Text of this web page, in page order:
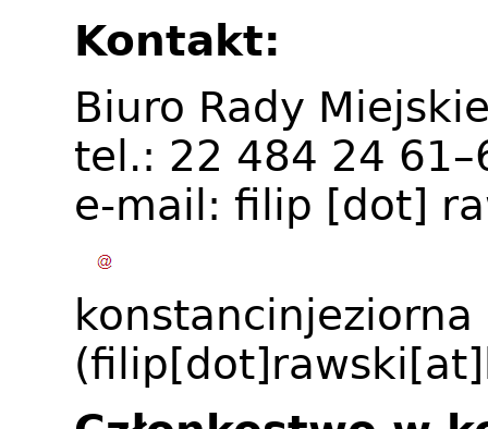
Kontakt:
Biuro Rady
tel.: 22 484 24
e-mail: filip [dot]
konstancinjeziorna